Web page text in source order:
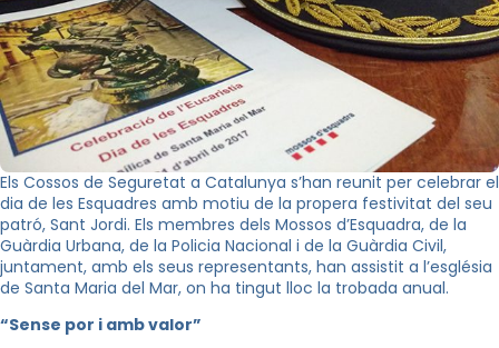
Els Cossos de Seguretat a Catalunya s’han reunit per celebrar el
dia de les Esquadres amb motiu de la propera festivitat del seu
patró, Sant Jordi. Els membres dels Mossos d’Esquadra, de la
Guàrdia Urbana, de la Policia Nacional i de la Guàrdia Civil,
juntament, amb els seus representants, han assistit a l’església
de Santa Maria del Mar, on ha tingut lloc la trobada anual.
“Sense por i amb valor”